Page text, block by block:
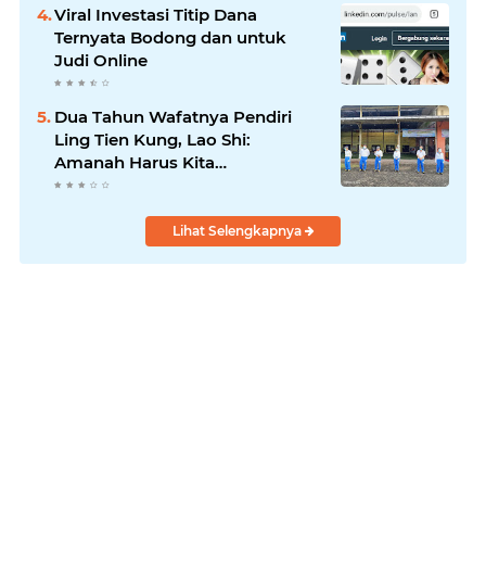
Viral Investasi Titip Dana
Ternyata Bodong dan untuk
Judi Online
Dua Tahun Wafatnya Pendiri
Ling Tien Kung, Lao Shi:
Amanah Harus Kita
Laksanakan!
Lihat Selengkapnya